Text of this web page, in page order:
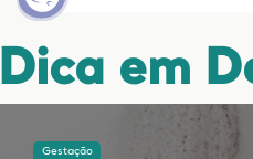
Dica em
Gestação